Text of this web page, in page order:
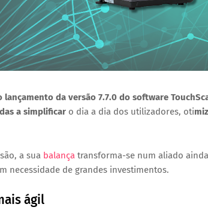
lançamento da versão 7.7.0 do software
a simplificar o dia a dia dos utilizadores, oti
a sua balança transforma-se num aliado
necessidade de grandes investimentos.
ágil